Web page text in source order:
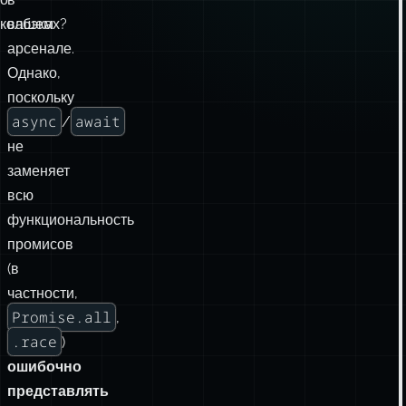
колбэках?
вашем
арсенале.
Однако,
поскольку
async / await
не
заменяет
всю
функциональность
промисов
(в
частности,
Promise.all ,
.race )
ошибочно
представлять